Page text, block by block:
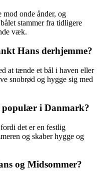
mod onde ånder, og
stammer fra tidligere
væk.
Hans derhjemme?
at tænde et bål i haven eller
snobrød og hygge sig med
populær i Danmark?
det er en festlig
og skaber hygge og
og Midsommer?